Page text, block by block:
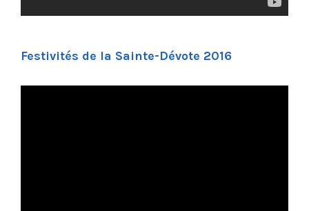
Festivités de la Sainte-Dévote 2016